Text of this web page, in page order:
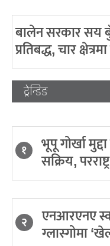
बालेन सरकार सय
प्रतिबद्ध, चार
ट्रेन्डिङ
१ भूपू गोर्खा
सक्रिय,
२ एनआरएनए
ग्लास्गोमा